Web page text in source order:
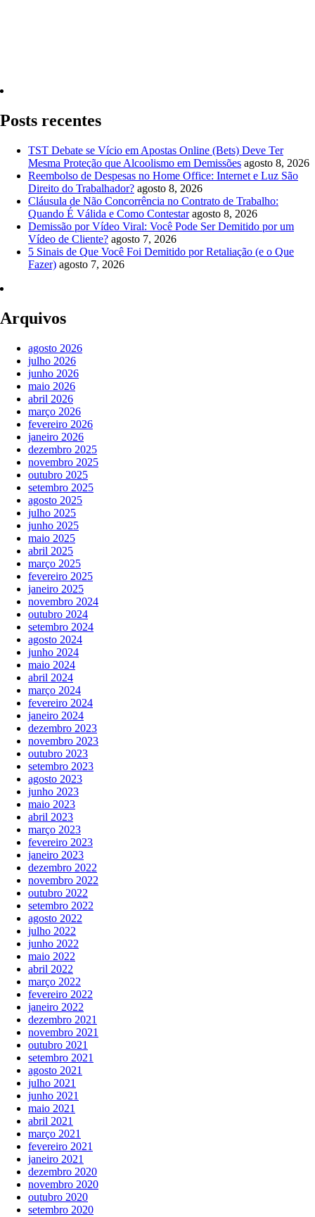
Posts recentes
TST Debate se Vício em Apostas Online (Bets) Deve Ter
Mesma Proteção que Alcoolismo em Demissões agosto 8, 2026
Reembolso de Despesas no Home Office: Internet e Luz São
Direito do Trabalhador? agosto 8, 2026
Cláusula de Não Concorrência no Contrato de Trabalho:
Quando É Válida e Como Contestar agosto 8, 2026
Demissão por Vídeo Viral: Você Pode Ser Demitido por um
Vídeo de Cliente? agosto 7, 2026
5 Sinais de Que Você Foi Demitido por Retaliação (e o Que
Fazer) agosto 7, 2026
Arquivos
agosto 2026
julho 2026
junho 2026
maio 2026
abril 2026
março 2026
fevereiro 2026
janeiro 2026
dezembro 2025
novembro 2025
outubro 2025
setembro 2025
agosto 2025
julho 2025
junho 2025
maio 2025
abril 2025
março 2025
fevereiro 2025
janeiro 2025
novembro 2024
outubro 2024
setembro 2024
agosto 2024
junho 2024
maio 2024
abril 2024
março 2024
fevereiro 2024
janeiro 2024
dezembro 2023
novembro 2023
outubro 2023
setembro 2023
agosto 2023
junho 2023
maio 2023
abril 2023
março 2023
fevereiro 2023
janeiro 2023
dezembro 2022
novembro 2022
outubro 2022
setembro 2022
agosto 2022
julho 2022
junho 2022
maio 2022
abril 2022
março 2022
fevereiro 2022
janeiro 2022
dezembro 2021
novembro 2021
outubro 2021
setembro 2021
agosto 2021
julho 2021
junho 2021
maio 2021
abril 2021
março 2021
fevereiro 2021
janeiro 2021
dezembro 2020
novembro 2020
outubro 2020
setembro 2020